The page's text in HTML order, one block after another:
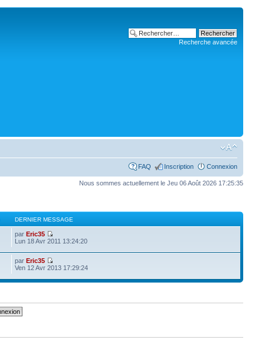
Recherche avancée
FAQ Inscription Connexion
Nous sommes actuellement le Jeu 06 Août 2026 17:25:35
DERNIER MESSAGE
parEric35
Lun 18 Avr 2011 13:24:20
parEric35
Ven 12 Avr 2013 17:29:24